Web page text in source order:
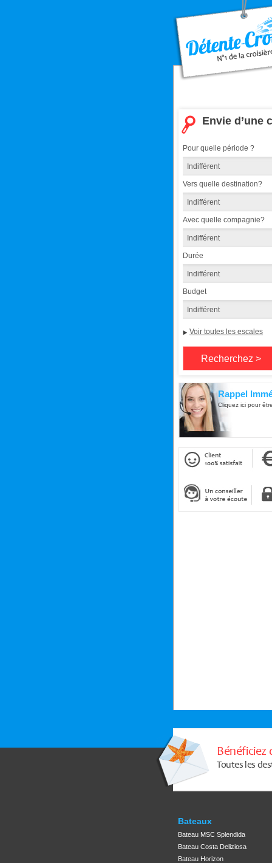
Envie d’une
Pour quelle période ?
Vers quelle destination?
Avec quelle compagnie?
Durée
Budget
Voir toutes les escales
Rappel
Cliquez ici pour
Bénéficiez
Toutes les
Bateaux
Bateau MSC Splendida
Bateau Costa Deliziosa
Bateau Horizon